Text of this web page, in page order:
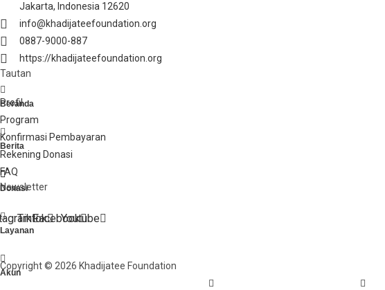
Jakarta, Indonesia 12620
info@khadijateefoundation.org
0887-9000-887
https://khadijateefoundation.org
Tautan
Profil
Program
Konfirmasi Pembayaran
Rekening Donasi
FAQ
Newsletter
TiktokFacebookYoutube
Copyright © 2026 Khadijatee Foundation
Beranda
Berita
Donasi
Layanan
Akun